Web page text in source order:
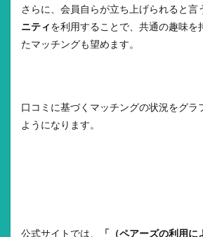
さらに、会員自らが立ち上げられると言
ニティ を利用することで、共通の趣味を
たマッチングも望めます。
口コミに基づくマッチングの状況をグラ
ようになります。
公式サイトでは、
「（ペアーズの利用